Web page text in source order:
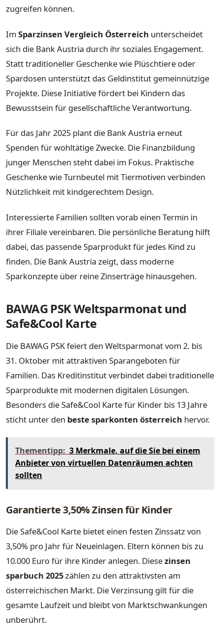
zugreifen können.
ImSparzinsen Vergleich Österreich unterscheidet
sich die Bank Austria durch ihr soziales Engagement.
Statt traditioneller Geschenke wie Plüschtiere oder
Spardosen unterstützt das Geldinstitut gemeinnützige
Projekte. Diese Initiative fördert bei Kindern das
Bewusstsein für gesellschaftliche Verantwortung.
Für das Jahr 2025 plant die Bank Austria erneut
Spenden für wohltätige Zwecke. Die Finanzbildung
junger Menschen steht dabei im Fokus. Praktische
Geschenke wie Turnbeutel mit Tiermotiven verbinden
Nützlichkeit mit kindgerechtem Design.
Interessierte Familien sollten vorab einen Termin in
ihrer Filiale vereinbaren. Die persönliche Beratung hilft
dabei, das passende Sparprodukt für jedes Kind zu
finden. Die Bank Austria zeigt, dass moderne
Sparkonzepte über reine Zinserträge hinausgehen.
BAWAG PSK Weltsparmonat und
Safe&Cool Karte
Die BAWAG PSK feiert den Weltsparmonat vom 2. bis
31. Oktober mit attraktiven Sparangeboten für
Familien. Das Kreditinstitut verbindet dabei traditionelle
Sparprodukte mit modernen digitalen Lösungen.
Besonders die Safe&Cool Karte für Kinder bis 13 Jahre
sticht unter den beste sparkonten österreich hervor.
Thementipp: 3 Merkmale, auf die Sie bei einem
Anbieter von virtuellen Datenräumen achten
sollten
Garantierte 3,50% Zinsen für Kinder
Die Safe&Cool Karte bietet einen festen Zinssatz von
3,50% pro Jahr für Neueinlagen. Eltern können bis zu
10.000 Euro für ihre Kinder anlegen. Diesezinsen
sparbuch 2025 zählen zu den attraktivsten am
österreichischen Markt. Die Verzinsung gilt für die
gesamte Laufzeit und bleibt von Marktschwankungen
unberührt.